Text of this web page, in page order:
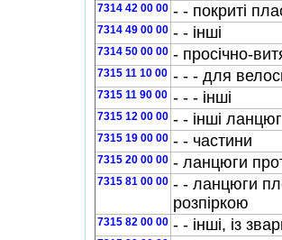
7314 42 00 00 - - покритi
7314 49 00 00 - - iншi
7314 50 00 00 - просiчно-
7315 11 10 00 - - - для
7315 11 90 00 - - - iншi
7315 12 00 00 - - iншi
7315 19 00 00 - - частини
7315 20 00 00 - ланцюги
7315 81 00 00 - - ланцюги
розпiркою
7315 82 00 00 - - iншi, iз